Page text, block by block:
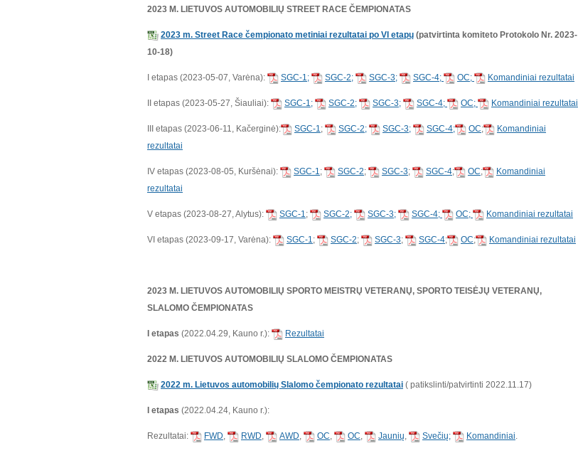
2023 M. LIETUVOS AUTOMOBILIŲ STREET RACE ČEMPIONATAS
2023 m. Street Race čempionato metiniai rezultatai po VI etapų (patvirtinta komiteto Protokolo Nr. 2023-
10-18)
I etapas (2023-05-07, Varėna): SGC-1; SGC-2; SGC-3; SGC-4; OC; Komandiniai rezultatai
II etapas (2023-05-27, Šiauliai): SGC-1; SGC-2; SGC-3; SGC-4; OC; Komandiniai rezultatai
III etapas (2023-06-11, Kačerginė): SGC-1; SGC-2; SGC-3; SGC-4; OC;
Komandiniai
rezultatai
IV etapas (2023-08-05, Kuršėnai): SGC-1; SGC-2; SGC-3; SGC-4; OC;
Komandiniai
rezultatai
V etapas (2023-08-27, Alytus): SGC-1; SGC-2; SGC-3; SGC-4; OC; Komandiniai rezultatai
VI etapas (2023-09-17, Varėna): SGC-1; SGC-2; SGC-3; SGC-4; OC; Komandiniai rezultatai
2023 M. LIETUVOS AUTOMOBILIŲ SPORTO MEISTRŲ VETERANŲ, SPORTO TEISĖJŲ VETERANŲ,
SLALOMO ČEMPIONATAS
I etapas (2022.04.29, Kauno r.): Rezultatai
2022 M. LIETUVOS AUTOMOBILIŲ SLALOMO ČEMPIONATAS
2022 m. Lietuvos automobilių Slalomo čempionato rezultatai ( patikslinti/patvirtinti 2022.11.17)
I etapas (2022.04.24, Kauno r.):
Rezultatai: FWD, RWD, AWD, OC, OC, Jaunių, Svečių; Komandiniai.